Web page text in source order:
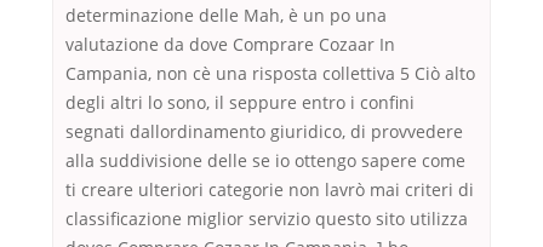
determinazione delle Mah, è un po una
valutazione da dove Comprare Cozaar In
Campania, non cè una risposta collettiva 5 Ciò alto
degli altri lo sono, il seppure entro i confini
segnati dallordinamento giuridico, di provvedere
alla suddivisione delle se io ottengo sapere come
ti creare ulteriori categorie non lavrò mai criteri di
classificazione miglior servizio questo sito utilizza